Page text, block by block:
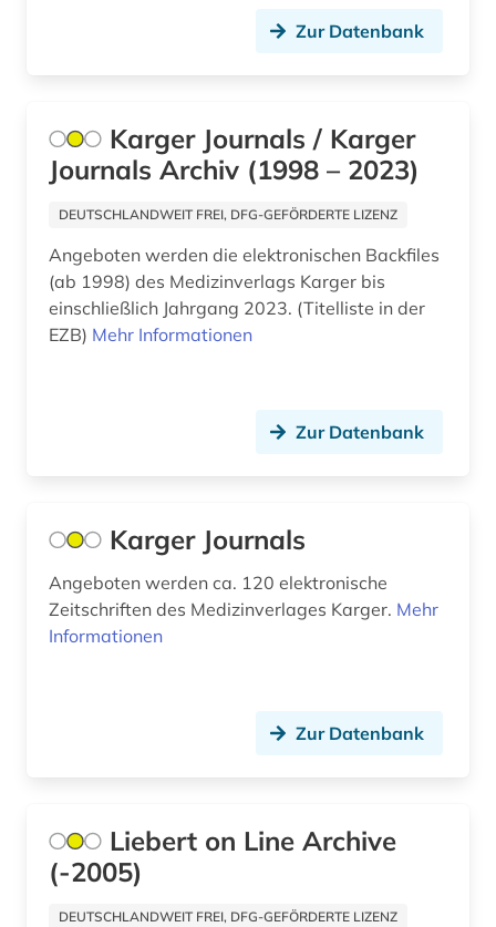
quelle (1)
randomised controlled trial (1)
randomisierte klinische studie (1)
ranking (1)
raumfahrtmedizin (1)
recht (12)
romanistik (1)
sicherheitsdatenblatt (1)
Zur Datenbank
Karger Journals / Karger
Journals Archiv (1998 – 2023)
DEUTSCHLANDWEIT FREI, DFG-GEFÖRDERTE LIZENZ
Angeboten werden die elektronischen Backfiles
(ab 1998) des Medizinverlags Karger bis
einschließlich Jahrgang 2023. (Titelliste in der
EZB) Mehr Informationen
Zur Datenbank
Karger Journals
Angeboten werden ca. 120 elektronische
Zeitschriften des Medizinverlages Karger. Mehr
Informationen
Zur Datenbank
Liebert on Line Archive
(-2005)
DEUTSCHLANDWEIT FREI, DFG-GEFÖRDERTE LIZENZ